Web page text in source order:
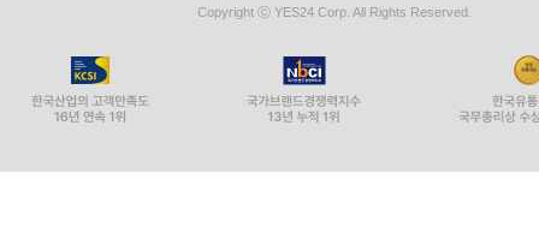
Copyright ⓒ YES24 Corp. All Rights Reserved.